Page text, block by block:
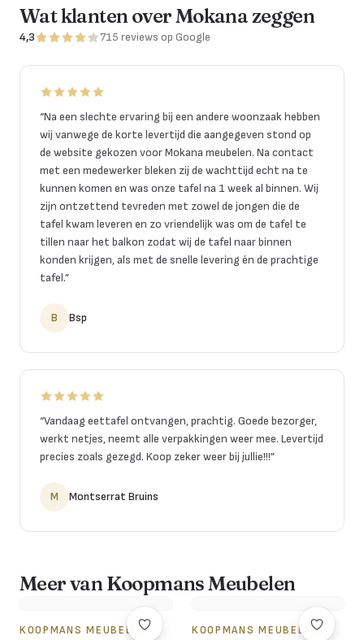
Wat klanten over Mokana zeggen
4,3 715 reviews op Google
“Na een slechte ervaring bij een andere woonzaak hebben
wij vanwege de korte levertijd die aangegeven stond op
de website gekozen voor Mokana meubelen. Na contact
met een medewerker bleken zij de wachttijd echt na te
kunnen komen en was onze tafel na 1 week al binnen. Wij
zijn ontzettend tevreden met zowel de jongen die de
tafel kwam leveren en zo vriendelijk was om de tafel te
tillen naar het balkon zodat wij de tafel naar binnen
konden krijgen, als met de snelle levering én de prachtige
tafel.”
B Bsp
“Vandaag eettafel ontvangen, prachtig. Goede bezorger,
werkt netjes, neemt alle verpakkingen weer mee. Levertijd
precies zoals gezegd. Koop zeker weer bij jullie!!!”
M Montserrat Bruins
Meer van Koopmans Meubelen
KOOPMANS MEUBELEN KOOPMANS MEUBELEN